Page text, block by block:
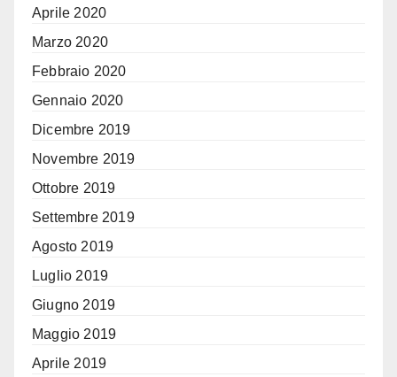
Aprile 2020
Marzo 2020
Febbraio 2020
Gennaio 2020
Dicembre 2019
Novembre 2019
Ottobre 2019
Settembre 2019
Agosto 2019
Luglio 2019
Giugno 2019
Maggio 2019
Aprile 2019